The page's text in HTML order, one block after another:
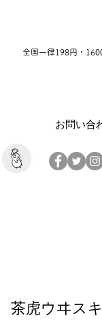
全国一律198円・
お問い合
茶虎ウヰス